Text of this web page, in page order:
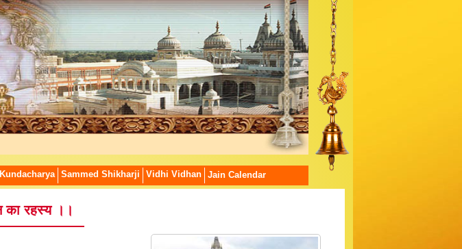
Sammed Shikharji Vidhi Vidhan Jain Calendar
का रहस्य ।।